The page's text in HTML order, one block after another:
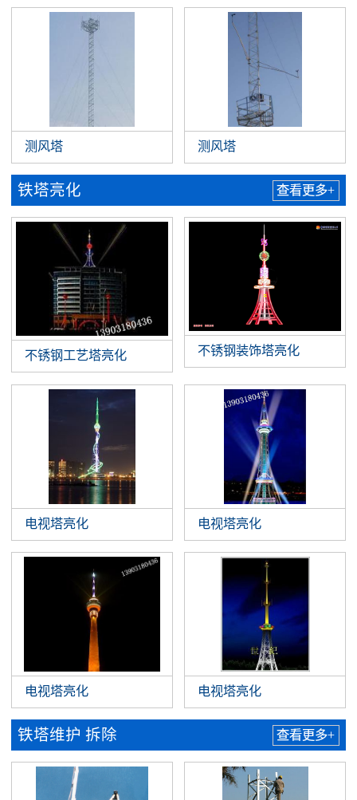
测风塔 测风塔
铁塔亮化 查看更多+
不锈钢工艺塔亮化 不锈钢装饰塔亮化
电视塔亮化 电视塔亮化
电视塔亮化 电视塔亮化
铁塔维护 拆除 查看更多+